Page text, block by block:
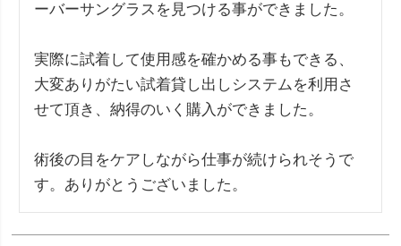
ーバーサングラスを見つける事ができました。
実際に試着して使用感を確かめる事もできる、
大変ありがたい試着貸し出しシステムを利用さ
せて頂き、納得のいく購入ができました。
術後の目をケアしながら仕事が続けられそうで
す。ありがとうございました。